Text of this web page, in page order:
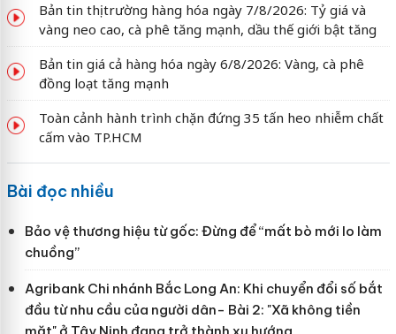
Bản tin thị trường hàng hóa ngày 7/8/2026: Tỷ giá và
vàng neo cao, cà phê tăng mạnh, dầu thế giới bật tăng
Bản tin giá cả hàng hóa ngày 6/8/2026: Vàng, cà phê
đồng loạt tăng mạnh
Toàn cảnh hành trình chặn đứng 35 tấn heo nhiễm chất
cấm vào TP.HCM
Bài đọc nhiều
Bảo vệ thương hiệu từ gốc: Đừng để “mất bò mới lo làm
chuồng”
Agribank Chi nhánh Bắc Long An: Khi chuyển đổi số bắt
đầu từ nhu cầu của người dân- Bài 2: "Xã không tiền